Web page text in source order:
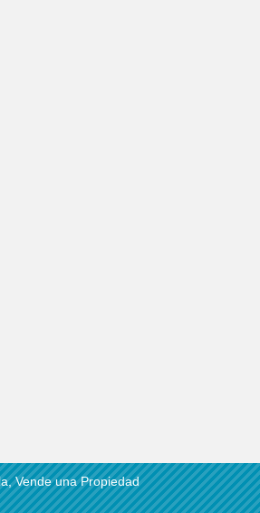
Vende una Propiedad